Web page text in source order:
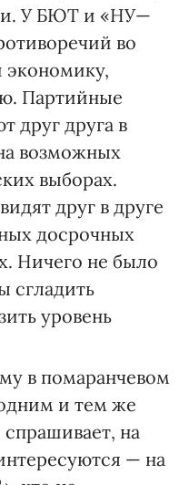
У БЮТ и «НУ—
во
экономику,
Партийные
друг друга в
возможных
выборах.
друг в друге
досрочных
Ничего не было
сгладить
уровень
в помаранчевом
и тем же
на
— на